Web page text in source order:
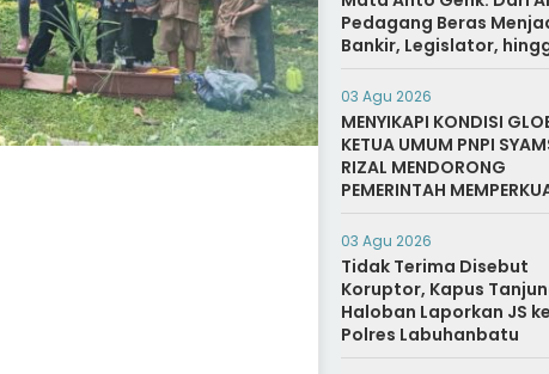
Pedagang Beras
Bankir, Legislator,
Bupati Tapanuli
03 Agu 2026
MENYIKAPI KONDISI
KETUA UMUM PNPI
RIZAL MENDORONG
PEMERINTAH
SISTEM DAN
INTELIJEN NEGARA
03 Agu 2026
Tidak Terima Disebut
Koruptor, Kapus
Haloban Laporkan JS ke
Polres Labuhanbatu